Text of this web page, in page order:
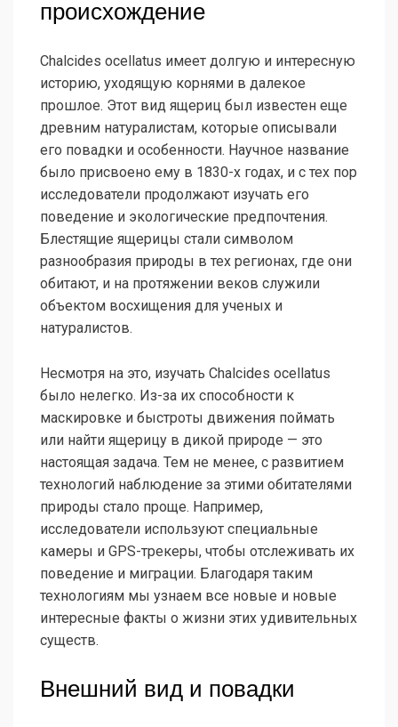
происхождение
Chalcides ocellatus имеет долгую и интересную
историю, уходящую корнями в далекое
прошлое. Этот вид ящериц был известен еще
древним натуралистам, которые описывали
его повадки и особенности. Научное название
было присвоено ему в 1830-х годах, и с тех пор
исследователи продолжают изучать его
поведение и экологические предпочтения.
Блестящие ящерицы стали символом
разнообразия природы в тех регионах, где они
обитают, и на протяжении веков служили
объектом восхищения для ученых и
натуралистов.
Несмотря на это, изучать Chalcides ocellatus
было нелегко. Из-за их способности к
маскировке и быстроты движения поймать
или найти ящерицу в дикой природе — это
настоящая задача. Тем не менее, с развитием
технологий наблюдение за этими обитателями
природы стало проще. Например,
исследователи используют специальные
камеры и GPS-трекеры, чтобы отслеживать их
поведение и миграции. Благодаря таким
технологиям мы узнаем все новые и новые
интересные факты о жизни этих удивительных
существ.
Внешний вид и повадки